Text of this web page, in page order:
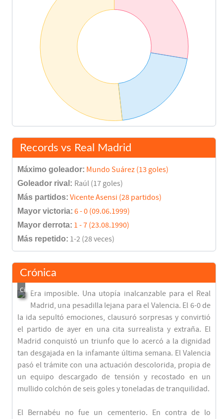
Final del partido
Records vs Real Madrid
Máximo goleador: Mundo Suárez (13 goles)
Goleador rival: Raúl (17 goles)
Más partidos: Vicente Asensi (28 partidos)
Mayor victoria: 6 - 0 (09.06.1999)
Mayor derrota: 1 - 7 (23.08.1990)
Más repetido: 1-2 (28 veces)
Crónica
Era imposible. Una utopía inalcanzable para el Real
Madrid, una pesadilla lejana para el Valencia. El 6-0 de
la ida sepultó emociones, clausuró sorpresas y convirtió
el partido de ayer en una cita surrealista y extraña. El
Madrid conquistó un triunfo que lo acercó a la dignidad
tan desgajada en la infamante última semana. El Valencia
pasó el trámite con una actuación descolorida, propia de
un equipo descargado de tensión y recostado en un
mullido colchón de seis goles y toneladas de tranquilidad.
El Bernabéu no fue un cementerio. En contra de lo